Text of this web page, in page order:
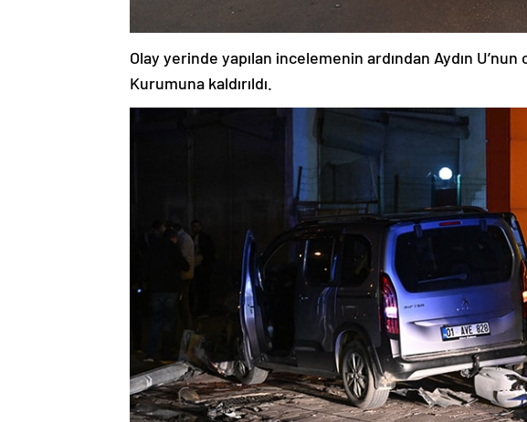
Olay yerinde yapılan incelemenin ardından Aydın
Kurumuna kaldırıldı.